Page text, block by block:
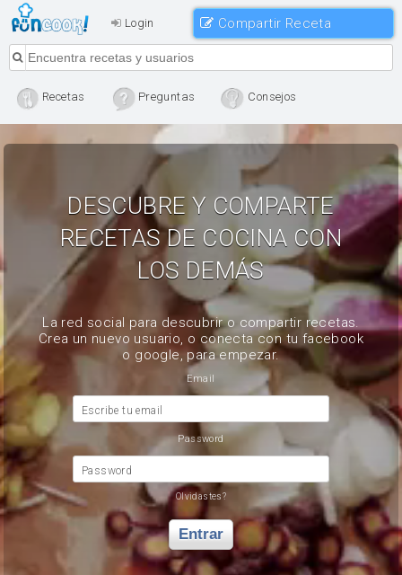
Login
Recetas Preguntas Consejos
DESCUBRE Y COMPARTE
RECETAS DE COCINA CON
LOS DEMÁS
La red social para descubrir o compartir recetas.
Crea un nuevo usuario, o conecta con tu facebook
o google, para empezar.
Email
Escribe tu email
Password
Password
Olvidastes?
Entrar
Compartir Receta